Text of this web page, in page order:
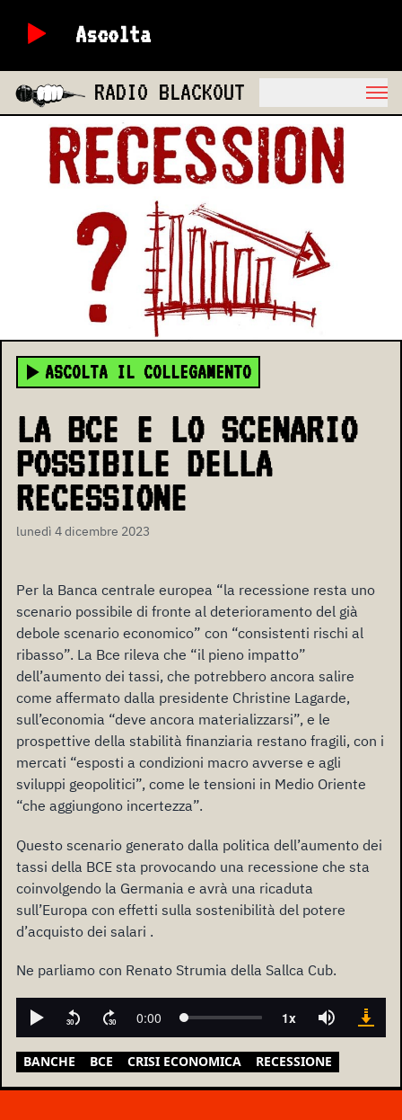
Ascolta
RADIO BLACKOUT
ASCOLTA IL COLLEGAMENTO
LA BCE E LO SCENARIO
POSSIBILE DELLA
RECESSIONE
lunedì 4 dicembre 2023
Per la Banca centrale europea “la recessione resta uno
scenario possibile di fronte al deterioramento del già
debole scenario economico” con “consistenti rischi al
ribasso”. La Bce rileva che “il pieno impatto”
dell’aumento dei tassi, che potrebbero ancora salire
come affermato dalla presidente Christine Lagarde,
sull’economia “deve ancora materializzarsi”, e le
prospettive della stabilità finanziaria restano fragili, con i
mercati “esposti a condizioni macro avverse e agli
sviluppi geopolitici”, come le tensioni in Medio Oriente
“che aggiungono incertezza”.
Questo scenario generato dalla politica dell’aumento dei
tassi della BCE sta provocando una recessione che sta
coinvolgendo la Germania e avrà una ricaduta
sull’Europa con effetti sulla sostenibilità del potere
d’acquisto dei salari .
Ne parliamo con Renato Strumia della Sallca Cub.
BANCHE BCE CRISI ECONOMICA RECESSIONE